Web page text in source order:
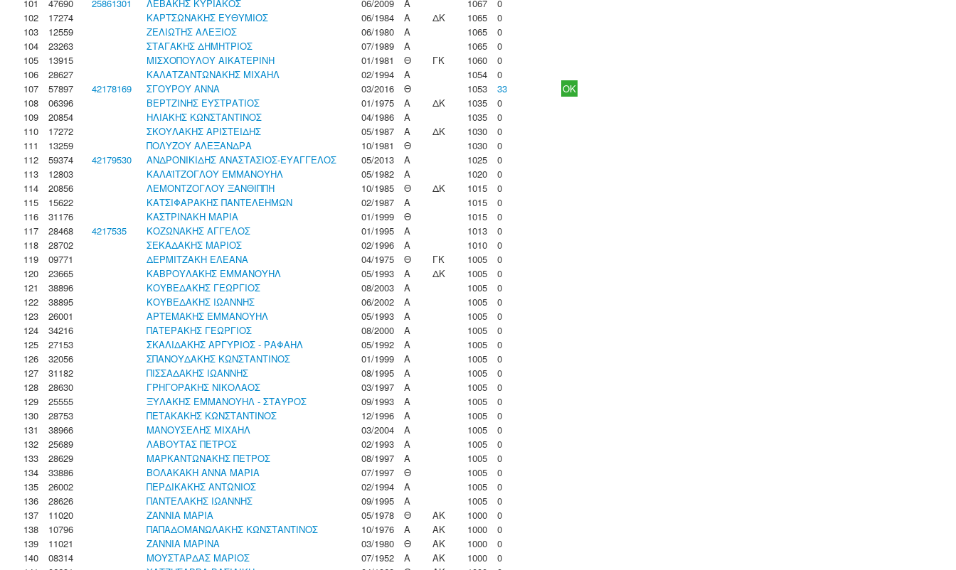
101
47690 25861301 ΛΕΒΑΚΗΣ ΚΥΡΙΑΚΟΣ 06/2009 Α 1067
0
102
17274 ΚΑΡΤΣΩΝΑΚΗΣ ΕΥΘΥΜΙΟΣ 06/1984 Α ΔΚ 1065
0
103
12559 ΖΕΛΙΩΤΗΣ ΑΛΕΞΙΟΣ 06/1980 Α 1065
0
104
23263 ΣΤΑΓΑΚΗΣ ΔΗΜΗΤΡΙΟΣ 07/1989 Α 1065
0
105
13915 ΜΙΣΧΟΠΟΥΛΟΥ ΑΙΚΑΤΕΡΙΝΗ 01/1981 Θ ΓΚ 1060
0
106
28627 ΚΑΛΑΤΖΑΝΤΩΝΑΚΗΣ ΜΙΧΑΗΛ 02/1994 Α 1054
0
107
57897 42178169 ΣΓΟΥΡΟΥ ΑΝΝΑ 03/2016 Θ 1053 33
OK
108
06396 ΒΕΡΤΖΙΝΗΣ ΕΥΣΤΡΑΤΙΟΣ 01/1975 Α ΔΚ 1035
0
109
20854 ΗΛΙΑΚΗΣ ΚΩΝΣΤΑΝΤΙΝΟΣ 04/1986 Α 1035
0
110
17272 ΣΚΟΥΛΑΚΗΣ ΑΡΙΣΤΕΙΔΗΣ 05/1987 Α ΔΚ 1030
0
111
13259 ΠΟΛΥΖΟΥ ΑΛΕΞΑΝΔΡΑ 10/1981 Θ 1030
0
112
59374 42179530 ΑΝΔΡΟΝΙΚΙΔΗΣ ΑΝΑΣΤΑΣΙΟΣ-ΕΥΑΓΓΕΛΟΣ 05/2013 Α 1025
0
113
12803 ΚΑΛΑΪΤΖΟΓΛΟΥ ΕΜΜΑΝΟΥΗΛ 05/1982 Α 1020
0
114
20856 ΛΕΜΟΝΤΖΟΓΛΟΥ ΞΑΝΘΙΠΠΗ 10/1985 Θ ΔΚ 1015
0
115
15622 ΚΑΤΣΙΦΑΡΑΚΗΣ ΠΑΝΤΕΛΕΗΜΩΝ 02/1987 Α 1015
0
116
31176 ΚΑΣΤΡΙΝΑΚΗ ΜΑΡΙΑ 01/1999 Θ 1015
0
117
28468 4217535 ΚΟΖΩΝΑΚΗΣ ΑΓΓΕΛΟΣ 01/1995 Α 1013
0
118
28702 ΣΕΚΑΔΑΚΗΣ ΜΑΡΙΟΣ 02/1996 Α 1010
0
119
09771 ΔΕΡΜΙΤΖΑΚΗ ΕΛΕΑΝΑ 04/1975 Θ ΓΚ 1005
0
120
23665 ΚΑΒΡΟΥΛΑΚΗΣ ΕΜΜΑΝΟΥΗΛ 05/1993 Α ΔΚ 1005
0
121
38896 ΚΟΥΒΕΔΑΚΗΣ ΓΕΩΡΓΙΟΣ 08/2003 Α 1005
0
122
38895 ΚΟΥΒΕΔΑΚΗΣ ΙΩΑΝΝΗΣ 06/2002 Α 1005
0
123
26001 ΑΡΤΕΜΑΚΗΣ ΕΜΜΑΝΟΥΗΛ 05/1993 Α 1005
0
124
34216 ΠΑΤΕΡΑΚΗΣ ΓΕΩΡΓΙΟΣ 08/2000 Α 1005
0
125
27153 ΣΚΑΛΙΔΑΚΗΣ ΑΡΓΥΡΙΟΣ - ΡΑΦΑΗΛ 05/1992 Α 1005
0
126
32056 ΣΠΑΝΟΥΔΑΚΗΣ ΚΩΝΣΤΑΝΤΙΝΟΣ 01/1999 Α 1005
0
127
31182 ΠΙΣΣΑΔΑΚΗΣ ΙΩΑΝΝΗΣ 08/1995 Α 1005
0
128
28630 ΓΡΗΓΟΡΑΚΗΣ ΝΙΚΟΛΑΟΣ 03/1997 Α 1005
0
129
25555 ΞΥΛΑΚΗΣ ΕΜΜΑΝΟΥΗΛ - ΣΤΑΥΡΟΣ 09/1993 Α 1005
0
130
28753 ΠΕΤΑΚΑΚΗΣ ΚΩΝΣΤΑΝΤΙΝΟΣ 12/1996 Α 1005
0
131
38966 ΜΑΝΟΥΣΕΛΗΣ ΜΙΧΑΗΛ 03/2004 Α 1005
0
132
25689 ΛΑΒΟΥΤΑΣ ΠΕΤΡΟΣ 02/1993 Α 1005
0
133
28629 ΜΑΡΚΑΝΤΩΝΑΚΗΣ ΠΕΤΡΟΣ 08/1997 Α 1005
0
134
33886 ΒΟΛΑΚΑΚΗ ΑΝΝΑ ΜΑΡΙΑ 07/1997 Θ 1005
0
135
26002 ΠΕΡΔΙΚΑΚΗΣ ΑΝΤΩΝΙΟΣ 02/1994 Α 1005
0
136
28626 ΠΑΝΤΕΛΑΚΗΣ ΙΩΑΝΝΗΣ 09/1995 Α 1005
0
137
11020 ΖΑΝΝΙΑ ΜΑΡΙΑ 05/1978 Θ ΑΚ 1000
0
138
10796 ΠΑΠΑΔΟΜΑΝΩΛΑΚΗΣ ΚΩΝΣΤΑΝΤΙΝΟΣ 10/1976 Α ΑΚ 1000
0
139
11021 ΖΑΝΝΙΑ ΜΑΡΙΝΑ 03/1980 Θ ΑΚ 1000
0
140
08314 ΜΟΥΣΤΑΡΔΑΣ ΜΑΡΙΟΣ 07/1952 Α ΑΚ 1000
0